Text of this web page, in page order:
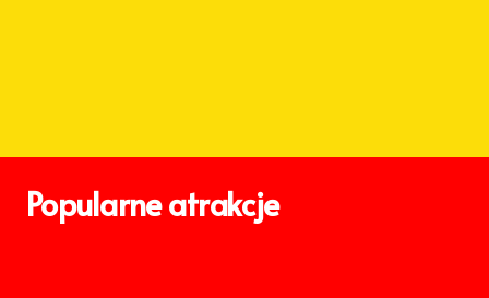
Popularne atrakcje